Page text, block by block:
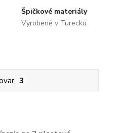
Špičkové materiály
Vyrobené v Turecku
3